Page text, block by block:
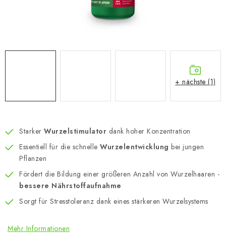
Starker Wurzelstimulator dank hoher Konzentration
Essentiell für die schnelle Wurzelentwicklung bei jungen
Pflanzen
Fördert die Bildung einer größeren Anzahl von Wurzelhaaren -
bessere Nährstoffaufnahme
Sorgt für Stresstoleranz dank eines stärkeren Wurzelsystems
Mehr Informationen
+ nächste (1)